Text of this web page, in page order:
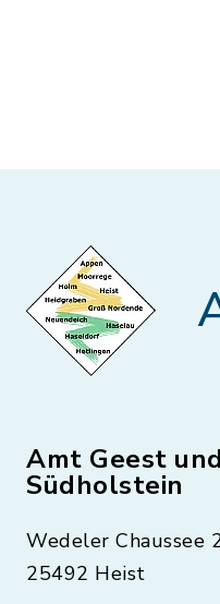
Amt Geest
Südholstein
Wedeler Chaussee
25492 Heist